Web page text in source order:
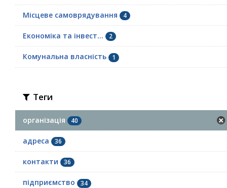
Місцеве самоврядування 4
Економіка та інвест... 2
Комунальна власність 1
Теги
організація 40
адреса 36
контакти 36
підприємство 34